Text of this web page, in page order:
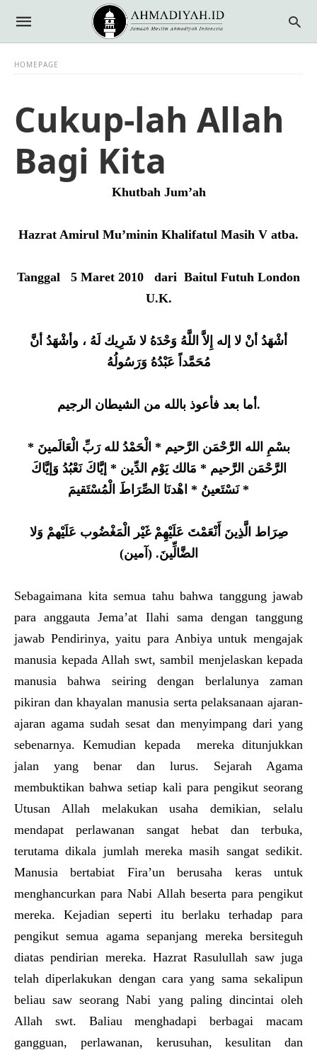
HOMEPAGE
Cukup-lah Allah
Bagi Kita
Khutbah Jum’ah
Hazrat Amirul Mu’minin Khalifatul Masih V atba.
Tanggal 5 Maret 2010 dari Baitul Futuh London
U.K.
أشْهَدُ أنْ لا إله إِلاَّ اللَّهُ وَحْدَهُ لا شَرِيك لَهُ ، وأشْهَدُ أنَّ
مُحَمَّداً عَبْدُهُ وَرَسُولُهُ
أما بعد فأعوذ بالله من الشيطان الرجيم.
بسْمِ الله الرَّحْمَن الرَّحيم * الْحَمْدُ لله رَبِّ الْعَالَمينَ *
الرَّحْمَن الرَّحيم * مَالك يَوْم الدِّين * إيَّاكَ نَعْبُدُ وَإيَّاكَ
نَسْتَعينُ * اهْدنَا الصِّرَاطَ الْمُسْتَقيمَ *
صِرَاط الَّذِينَ أَنْعَمْتَ عَلَيْهِمْ غَيْر الْمَغْضُوب عَلَيْهمْ وَلا
الضَّالِّينَ. (آمين)
Sebagaimana kita semua tahu bahwa tanggung jawab
para anggauta Jema’at Ilahi sama dengan tanggung
jawab Pendirinya, yaitu para Anbiya untuk mengajak
manusia kepada Allah swt, sambil menjelaskan kepada
manusia bahwa seiring dengan berlalunya zaman
pikiran dan khayalan manusia serta pelaksanaan ajaran-
ajaran agama sudah sesat dan menyimpang dari yang
sebenarnya. Kemudian kepada mereka ditunjukkan
jalan yang benar dan lurus. Sejarah Agama
membuktikan bahwa setiap kali para pengikut seorang
Utusan Allah melakukan usaha demikian, selalu
mendapat perlawanan sangat hebat dan terbuka,
terutama dikala jumlah mereka masih sangat sedikit.
Manusia bertabiat Fira’un berusaha keras untuk
menghancurkan para Nabi Allah beserta para pengikut
mereka. Kejadian seperti itu berlaku terhadap para
pengikut semua agama sepanjang mereka bersiteguh
diatas pendirian mereka. Hazrat Rasulullah saw juga
telah diperlakukan dengan cara yang sama sekalipun
beliau saw seorang Nabi yang paling dincintai oleh
Allah swt. Baliau menghadapi berbagai macam
gangguan, perlawanan, kerusuhan, kesulitan dan